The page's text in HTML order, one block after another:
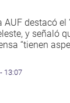
AUF destacó
y señaló
“tienen
13:07